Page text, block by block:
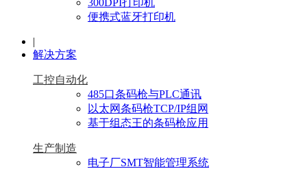
便携式蓝牙打印机
|
解决方案
工控自动化
485口条码枪与PLC通讯
以太网条码枪TCP/IP组网
基于组态王的条码枪应用
生产制造
电子厂SMT智能管理系统